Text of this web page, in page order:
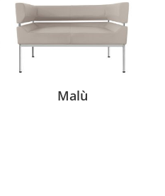
Malù